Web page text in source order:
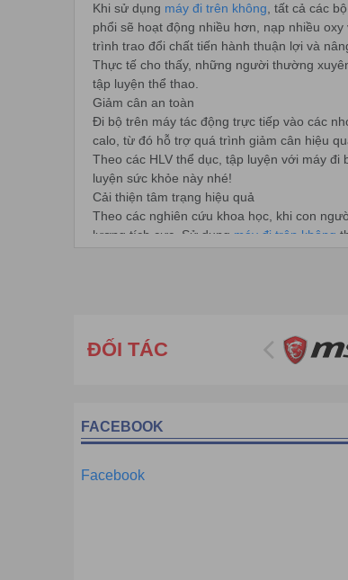
Khi sử dụng máy đi trên không , tất cả các
phổi sẽ hoạt động nhiều hơn, nạp nhiều
trình trao đổi chất tiến hành thuận lợi và
Thực tế cho thấy, những người thường
tập luyện thể thao.
Giảm cân an toàn
Đi bộ trên máy tác động trực tiếp vào các
calo, từ đó hỗ trợ quá trình giảm cân hiệu
Theo các HLV thể dục, tập luyện với máy
luyện sức khỏe này nhé!
Cải thiện tâm trạng hiệu quả
Theo các nghiên cứu khoa học, khi con
lượng tích cực. Sử dụng máy đi trên không
ĐỐI TÁC
FACEBOOK
Facebook